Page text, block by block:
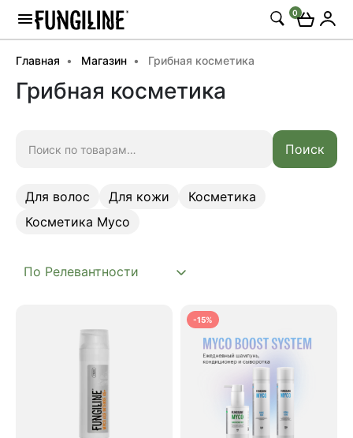
0
Главная Магазин Грибная косметика
Грибная косметика
Поиск
Для волос Для кожи
Косметика
Косметика Myco
Для волос
Косметика Myco
-15%